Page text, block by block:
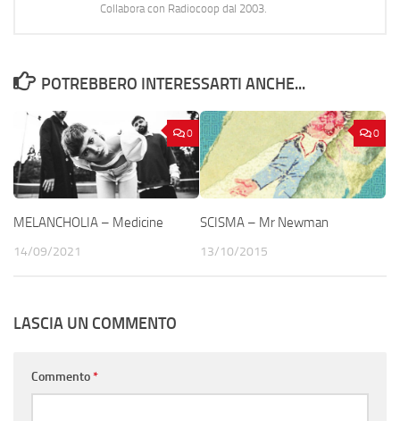
Collabora con Radiocoop dal 2003.
POTREBBERO INTERESSARTI ANCHE...
0
MELANCHOLIA – Medicine
14/09/2021
0
SCISMA – Mr Newman
13/10/2015
LASCIA UN COMMENTO
Commento*